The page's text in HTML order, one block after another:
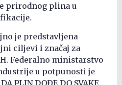
prirodnog plina u
je predstavljena
ciljevi i značaj za
Federalno ministarstvo
u potpunosti je
PLIN DOĐE DO SVAKE